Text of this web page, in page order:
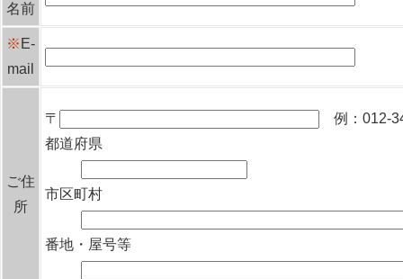
名前
※ E-
mail
ご住
所
〒
例：012-
都道府県
市区町村
番地・屋号等